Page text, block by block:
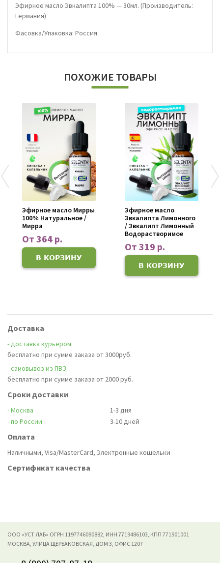
Эфирное масло Эвкалипта 100% — 30мл. (Производитель:
Германия)
Фасовка/Упаковка: Россия.
ПОХОЖИЕ ТОВАРЫ
Эфирное масло Мирры
100% Натуральное /
Мирра
От 364 р.
В КОРЗИНУ
Эфирное масло
Эвкалипта Лимонного
/ Эвкалипт Лимонный
Водорастворимое
От 319 р.
В КОРЗИНУ
Доставка
- доставка курьером
бесплатно при сумме заказа от 3000руб.
- самовывоз из ПВЗ
бесплатно при сумме заказа от 2000 руб.
Сроки доставки
- Москва
1-3 дня
- по России
3-10 дней
Оплата
Наличными, Visa/MasterCard, Электронные кошельки
Сертификат качества
ООО «УСТ ЛАБ» ОГРН 1197746090882, ИНН 7719486103, КПП 771901001
МОСКВА, УЛИЦА ЩЕРБАКОВСКАЯ, ДОМ 3, ОФИС 1207